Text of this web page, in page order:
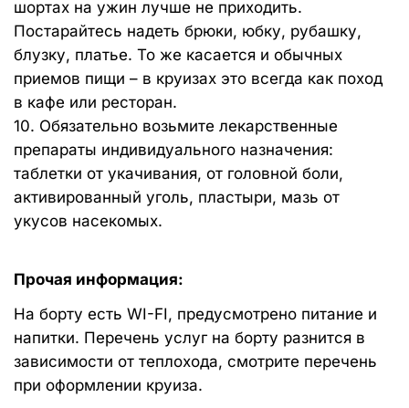
шортах на ужин лучше не приходить.
Постарайтесь надеть брюки, юбку, рубашку,
блузку, платье. То же касается и обычных
приемов пищи – в круизах это всегда как поход
в кафе или ресторан.
10. Обязательно возьмите лекарственные
препараты индивидуального назначения:
таблетки от укачивания, от головной боли,
активированный уголь, пластыри, мазь от
укусов насекомых.
Прочая информация:
На борту есть WI-FI, предусмотрено питание и
напитки. Перечень услуг на борту разнится в
зависимости от теплохода, смотрите перечень
при оформлении круиза.